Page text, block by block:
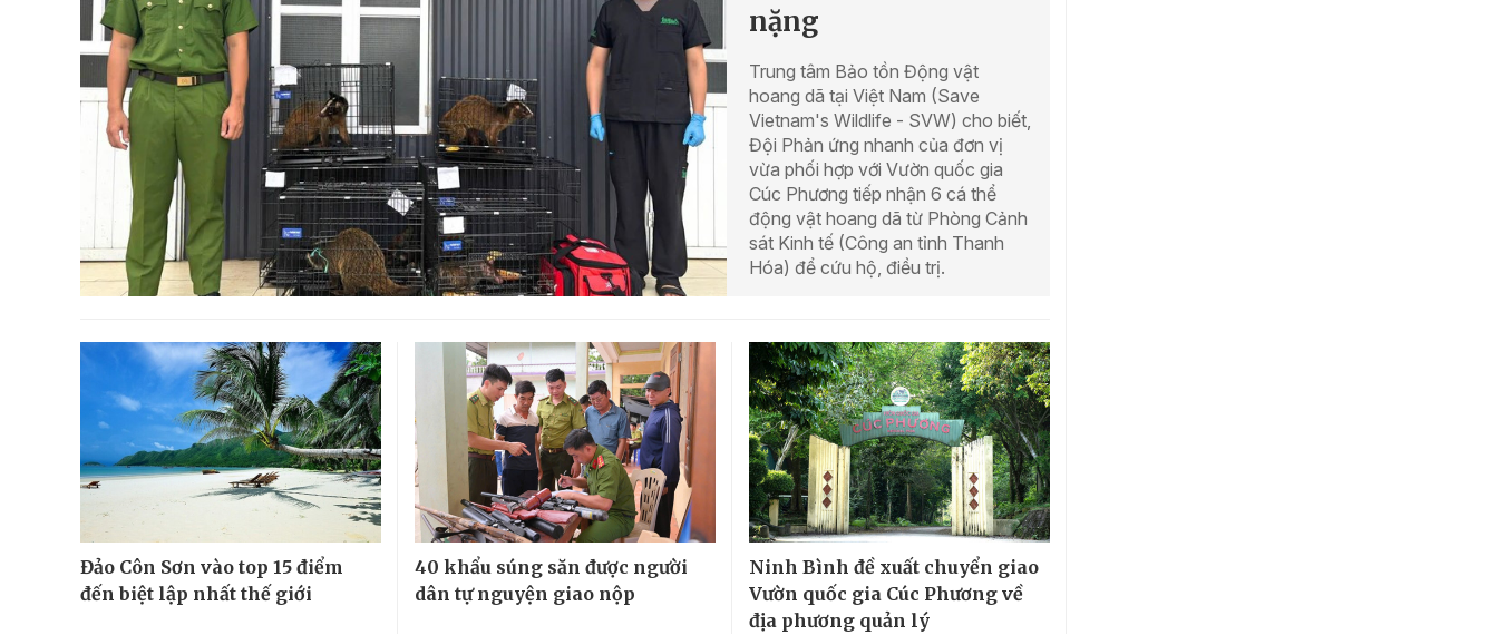
nặng
Trung tâm Bảo tồn Động vật
hoang dã tại Việt Nam (Save
Vietnam's Wildlife - SVW) cho biết,
Đội Phản ứng nhanh của đơn vị
vừa phối hợp với Vườn quốc gia
Cúc Phương tiếp nhận 6 cá thể
động vật hoang dã từ Phòng Cảnh
sát Kinh tế (Công an tỉnh Thanh
Hóa) để cứu hộ, điều trị.
Đảo Côn Sơn vào top 15 điểm
đến biệt lập nhất thế giới
40 khẩu súng săn được người
dân tự nguyện giao nộp
Ninh Bình đề xuất chuyển giao
Vườn quốc gia Cúc Phương về
địa phương quản lý